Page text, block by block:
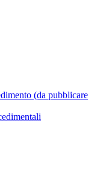
(da pubblicare